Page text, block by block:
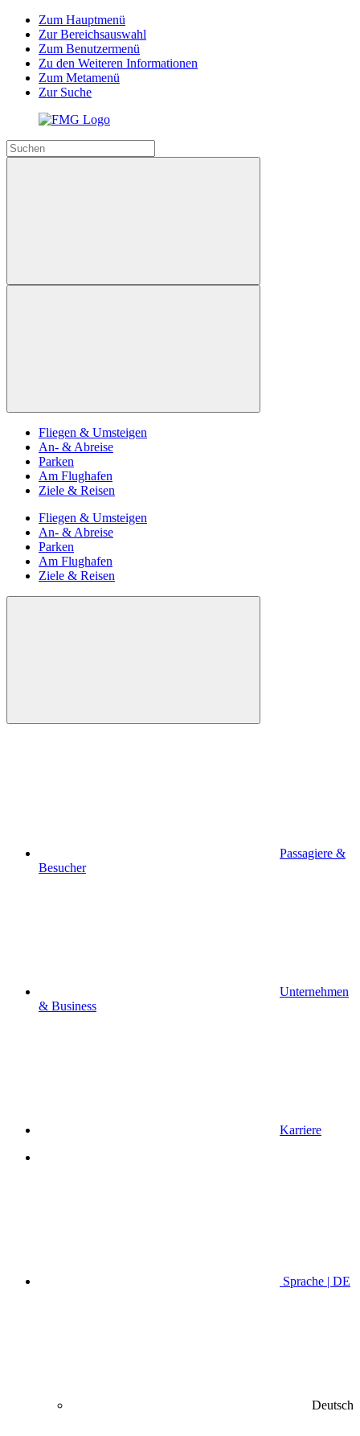
Zum Hauptmenü
Zur Bereichsauswahl
Zum Benutzermenü
Zu den Weiteren Informationen
Zum Metamenü
Zur Suche
Fliegen & Umsteigen
An- & Abreise
Parken
Am Flughafen
Ziele & Reisen
Fliegen & Umsteigen
An- & Abreise
Parken
Am Flughafen
Ziele & Reisen
Passagiere &
Besucher
Unternehmen
& Business
Karriere
Sprache | DE
Deutsch